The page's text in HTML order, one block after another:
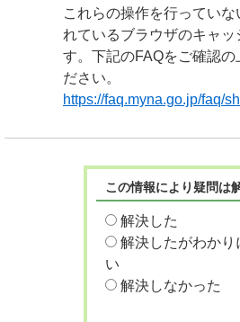
これらの操作を行ってい
れているブラウザのキャ
す。下記のFAQをご確認
ださい。
https://faq.myna.go.jp/faq/
この情報により疑問は
解決した
解決したがわかり
い
解決しなかった